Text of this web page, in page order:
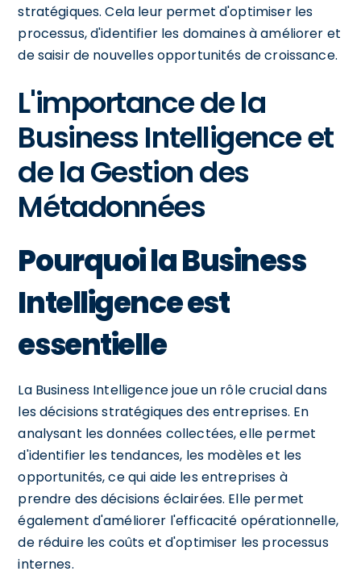
stratégiques. Cela leur permet d'optimiser les
processus, d'identifier les domaines à améliorer et
de saisir de nouvelles opportunités de croissance.
L'importance de la
Business Intelligence et
de la Gestion des
Métadonnées
Pourquoi la Business
Intelligence est
essentielle
La Business Intelligence joue un rôle crucial dans
les décisions stratégiques des entreprises. En
analysant les données collectées, elle permet
d'identifier les tendances, les modèles et les
opportunités, ce qui aide les entreprises à
prendre des décisions éclairées. Elle permet
également d'améliorer l'efficacité opérationnelle,
de réduire les coûts et d'optimiser les processus
internes.